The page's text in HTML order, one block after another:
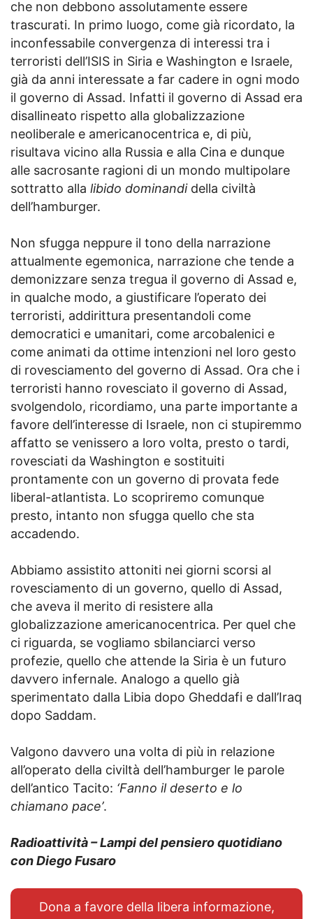
che non debbono assolutamente essere
trascurati. In primo luogo, come già ricordato, la
inconfessabile convergenza di interessi tra i
terroristi dell’ISIS in Siria e Washington e Israele,
già da anni interessate a far cadere in ogni modo
il governo di Assad. Infatti il governo di Assad era
disallineato rispetto alla globalizzazione
neoliberale e americanocentrica e, di più,
risultava vicino alla Russia e alla Cina e dunque
alle sacrosante ragioni di un mondo multipolare
sottratto alla libido dominandi della civiltà
dell’hamburger.
Non sfugga neppure il tono della narrazione
attualmente egemonica, narrazione che tende a
demonizzare senza tregua il governo di Assad e,
in qualche modo, a giustificare l’operato dei
terroristi, addirittura presentandoli come
democratici e umanitari, come arcobalenici e
come animati da ottime intenzioni nel loro gesto
di rovesciamento del governo di Assad. Ora che i
terroristi hanno rovesciato il governo di Assad,
svolgendolo, ricordiamo, una parte importante a
favore dell’interesse di Israele, non ci stupiremmo
affatto se venissero a loro volta, presto o tardi,
rovesciati da Washington e sostituiti
prontamente con un governo di provata fede
liberal-atlantista. Lo scopriremo comunque
presto, intanto non sfugga quello che sta
accadendo.
Abbiamo assistito attoniti nei giorni scorsi al
rovesciamento di un governo, quello di Assad,
che aveva il merito di resistere alla
globalizzazione americanocentrica. Per quel che
ci riguarda, se vogliamo sbilanciarci verso
profezie, quello che attende la Siria è un futuro
davvero infernale. Analogo a quello già
sperimentato dalla Libia dopo Gheddafi e dall’Iraq
dopo Saddam.
Valgono davvero una volta di più in relazione
all’operato della civiltà dell’hamburger le parole
dell’antico Tacito: ‘Fanno il deserto e lo
chiamano pace’.
Radioattività – Lampi del pensiero quotidiano
con Diego Fusaro
Dona a favore della libera informazione,